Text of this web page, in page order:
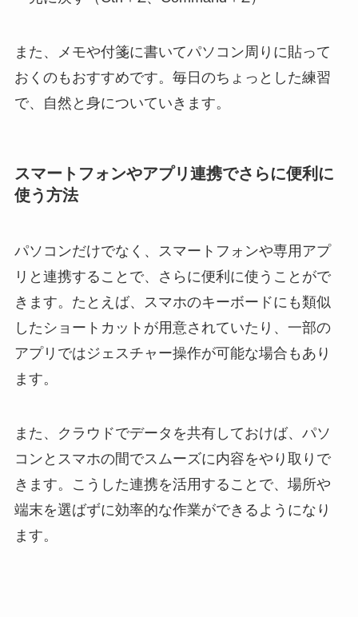
また、メモや付箋に書いてパソコン周りに貼って
おくのもおすすめです。毎日のちょっとした練習
で、自然と身についていきます。
スマートフォンやアプリ連携でさらに便利に
使う方法
パソコンだけでなく、スマートフォンや専用アプ
リと連携することで、さらに便利に使うことがで
きます。たとえば、スマホのキーボードにも類似
したショートカットが用意されていたり、一部の
アプリではジェスチャー操作が可能な場合もあり
ます。
また、クラウドでデータを共有しておけば、パソ
コンとスマホの間でスムーズに内容をやり取りで
きます。こうした連携を活用することで、場所や
端末を選ばずに効率的な作業ができるようになり
ます。